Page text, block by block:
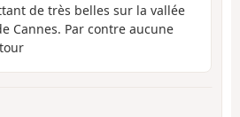
de très belles sur la vallée
Cannes. Par contre aucune